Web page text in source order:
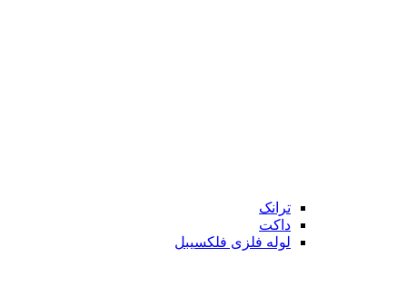
ترانک
داکت
لوله فلزی فلکسیبل